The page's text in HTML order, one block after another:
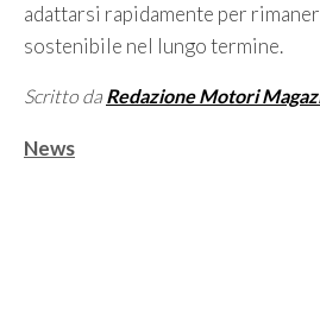
adattarsi rapidamente per
sostenibile nel lungo termine.
Scritto da Redazione Motori
Categorie
News